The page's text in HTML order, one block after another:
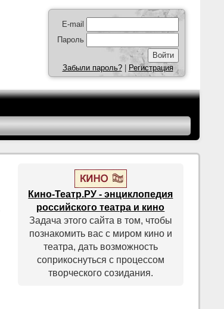
E-mail
Пароль
Забыли пароль?| Регистрация
Кино-Театр.РУ - энциклопедия
российского театра и кино
Задача этого сайта в том, чтобы
познакомить вас с миром кино и
театра, дать возможность
соприкоснуться с процессом
творческого созидания.